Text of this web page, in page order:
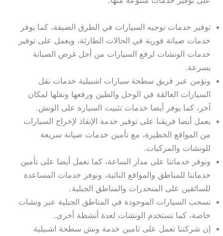
توفير خدمات توجيه السيارات في الطرق الضيقة، كما يوفر
خدمات صيانة فورية في الحالات الطارئة، ويعمل على توفير
خدمات الونشات لرفع السيارات من أجل غرض الصيانة
بسرعة.
ونؤمن عبر فريق سطحة سيارات اشبيلية خدمات نقل
السيارات العالقة في الوحل والطين ورفعها ونقلها لمكان
آخر، كما يوفر أيضا خدمات تثبيت السيارة على الونش.
يعمل أيضا فريقنا على توفير خدمة الإنقاذ لإخراج السيارات
من المواقع الخطيرة، مع تأمين خدمات صيانة سريعة
للونشات والمركبات.
ونوفر خدماتنا على مدار الساعة، كما نعمل أيضا على تأمين
خدماتنا للمناطق والمواقع النائية، ونوفر خدمات المساعدة
للسائقين على المنحدرات والمناطق الجبلية.
نسحب السيارات الموجودة في المناطق الجبلية عبر ونشات
خاصة، كما نستخدم الونشات لعدة أنشطة أخرى.
إن شركتنا تعمل على تامين خدمة ونش سطحة اشبيلية